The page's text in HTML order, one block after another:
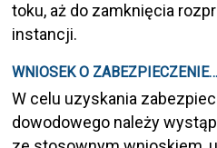
toku, aż do zamknięcia
instancji.
WNIOSEK O ZABEZPIECZENIE…
W celu uzyskania
dowodowego należy